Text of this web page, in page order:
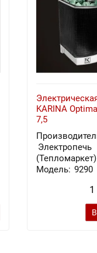
KARINA
7,5
Электропечь
(Тепломаркет)
Модель: 9290